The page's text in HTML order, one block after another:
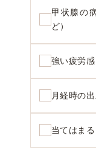
甲状腺の
ど）
強い疲労
月経時の
当てはま